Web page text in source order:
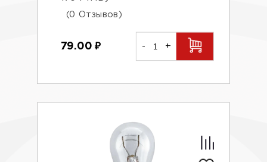
(0 Отзывов)
79.00₽ - +